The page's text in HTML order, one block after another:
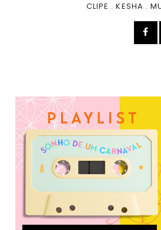
CLIPE .KESHA .